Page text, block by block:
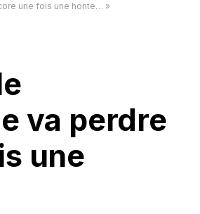
une fois une honte… »
va perdre
une